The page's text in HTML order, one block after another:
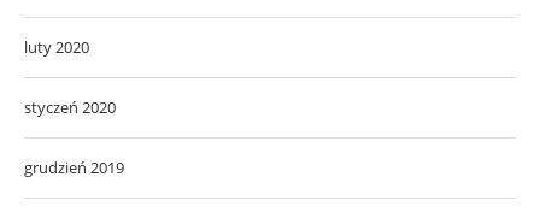
luty 2020
styczeń 2020
grudzień 2019